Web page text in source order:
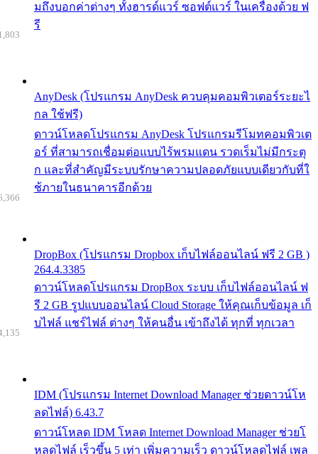
มถึงบอกค่าต่างๆ ทั้งฮารด์แวร์ ซอฟต์แวร์ ในเครื่องด้วย ฟ
รี
AnyDesk (โปรแกรม AnyDesk ควบคุมคอมพิวเตอร์ระยะไ
กล ใช้ฟรี)
ดาวน์โหลดโปรแกรม AnyDesk โปรแกรมรีโมทคอมพิวเต
อร์ ที่สามารถเชื่อมต่อแบบไร้พรมแดน รวดเร็มไม่มีกระตุ
ก และที่สำคัญมีระบบรักษาความปลอดภัยแบบเดียวกับที่ใ
ช้ภายในธนาคารอีกด้วย
DropBox (โปรแกรม Dropbox เก็บไฟล์ออนไลน์ ฟรี 2 GB )
264.4.3385
ดาวน์โหลดโปรแกรม DropBox ระบบ เก็บไฟล์ออนไลน์ ฟ
รี 2 GB รูปแบบออนไลน์ Cloud Storage ให้คุณเก็บข้อมูล เก็
บไฟล์ แชร์ไฟล์ ต่างๆ ให้คนอื่น เข้าถึงได้ ทุกที่ ทุกเวลา
IDM (โปรแกรม Internet Download Manager ช่วยดาวน์โห
ลดไฟล์) 6.43.7
ดาวน์โหลด IDM โหลด Internet Download Manager ช่วยโ
หลดไฟล์ เร็วขึ้น 5 เท่า เพิ่มความเร็ว ดาวน์โหลดไฟล์ เพล